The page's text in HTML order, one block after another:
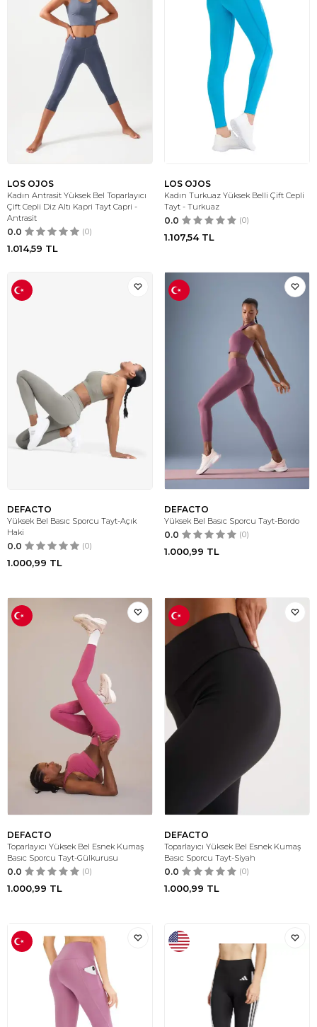
LOS OJOS
Kadın Antrasit Yüksek Bel Toparlayıcı
Çift Cepli Diz Altı Kapri Tayt Capri -
Antrasit
0.0 (0)
1.014,59 TL
LOS OJOS
Kadın Turkuaz Yüksek Belli Çift Cepli
Tayt - Turkuaz
0.0 (0)
1.107,54TL
DEFACTO
Yüksek Bel Basıc Sporcu Tayt-Açık
Haki
0.0 (0)
1.000,99 TL
DEFACTO
Yüksek Bel Basıc Sporcu Tayt-Bordo
0.0 (0)
1.000,99 TL
DEFACTO
Toparlayıcı Yüksek Bel Esnek Kumaş
Basıc Sporcu Tayt-Gülkurusu
0.0 (0)
1.000,99 TL
DEFACTO
Toparlayıcı Yüksek Bel Esnek Kumaş
Basıc Sporcu Tayt-Siyah
0.0 (0)
1.000,99 TL